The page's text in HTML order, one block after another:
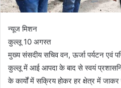
न्यूज मिशन
कुल्लू 10 अगस्त
मुख्य संसदीय सचिव वन, ऊर्जा पर्यटन एवं
कुल्लू में आई आपदा के बाद से स्वयं
के कार्यों में सक्रिय होकर हर क्षेत्र में जाकर